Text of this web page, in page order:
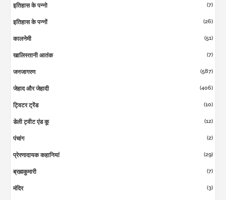
इतिहास के पन्नो (7)
इतिहास के पन्नों (26)
कालनेमी (51)
खालिस्तानी आतंक (7)
जनजागरण (587)
जेहाद और जेहादी (406)
ट्विटर ट्रेंड (10)
डेली ट्वीट एंड कू (12)
पंचांग (2)
प्रेरणादायक कहानियां (29)
ब्रह्मकुमारी (7)
मंदिर (3)